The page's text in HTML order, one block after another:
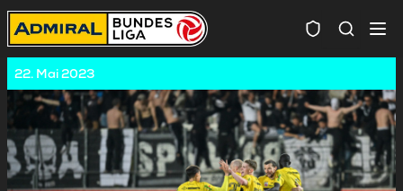
22. Mai 2023